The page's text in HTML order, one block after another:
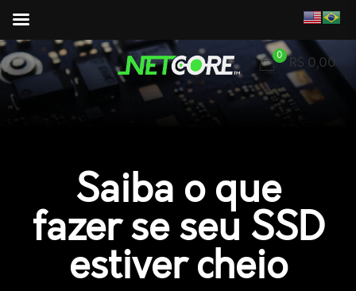
0
R$ 0,00
Saiba o que
fazer se seu SSD
estiver cheio